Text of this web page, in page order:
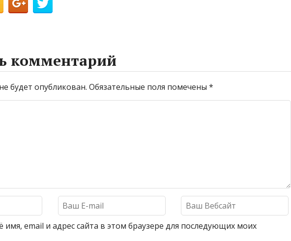
комментарий
будет опубликован. Обязательные поля помечены *
имя, email и адрес сайта в этом браузере для последующих моих